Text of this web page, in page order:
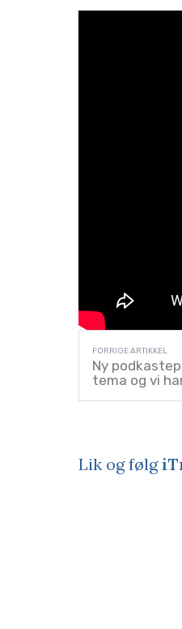
Ny
tema og vi
Lik og følg